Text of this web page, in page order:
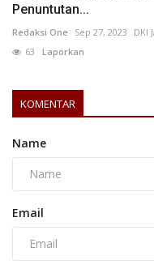
Penuntutan...
Redaksi One Sep 27, 2023 DKI
63 Laporkan
KOMENTAR
Name
Email